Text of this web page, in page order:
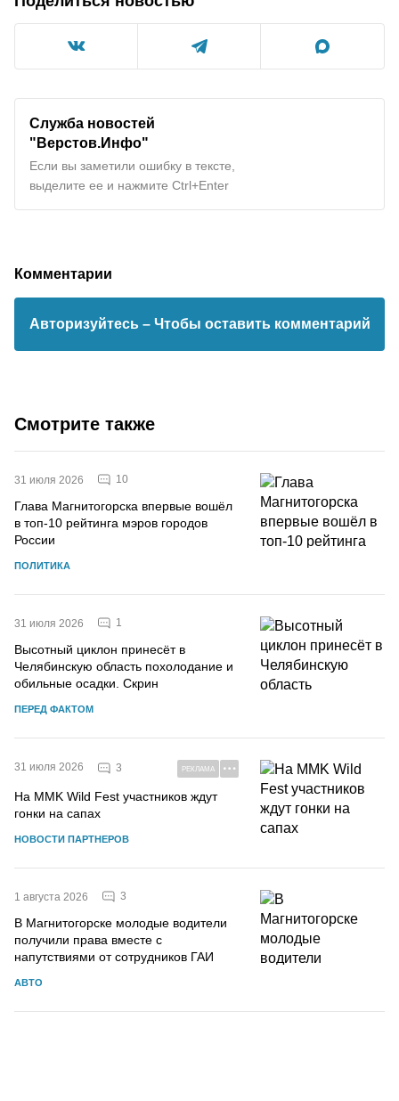
Служба новостей
"Верстов.Инфо"
Если вы заметили ошибку в тексте,
выделите ее и нажмите Ctrl+Enter
Комментарии
Авторизуйтесь – Чтобы оставить комментарий
Смотрите также
31 июля 2026 10
Глава Магнитогорска впервые вошёл
в топ-10 рейтинга мэров городов
России
ПОЛИТИКА
31 июля 2026 1
Высотный циклон принесёт в
Челябинскую область похолодание и
обильные осадки. Скрин
ПЕРЕД ФАКТОМ
31 июля 2026 3 РЕКЛАМА
На MMK Wild Fest участников ждут
гонки на сапах
НОВОСТИ ПАРТНЕРОВ
1 августа 2026 3
В Магнитогорске молодые водители
получили права вместе с
напутствиями от сотрудников ГАИ
АВТО